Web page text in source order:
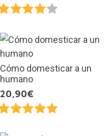
Cómo domesticar a un
humano
20,90€